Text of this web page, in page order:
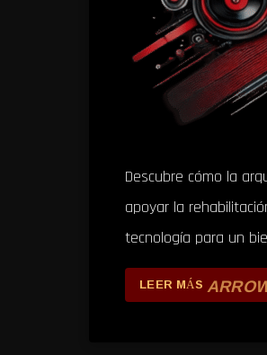
Descubre cómo la
apoyar la
tecnología para un
LEER MÁS